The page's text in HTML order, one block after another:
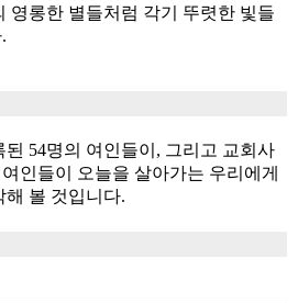
영롱한 별들처럼 각기 뚜렷한 빛들
54명의 여인들이, 그리고 교회사
인들이 오늘을 살아가는 우리에게
해 볼 것입니다.